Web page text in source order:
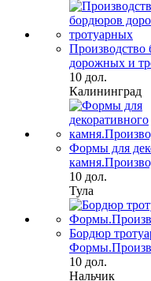
Производство
дорожных и
10 дол.
Калининград
Формы для
10 дол.
Тула
Бордюр
10 дол.
Нальчик